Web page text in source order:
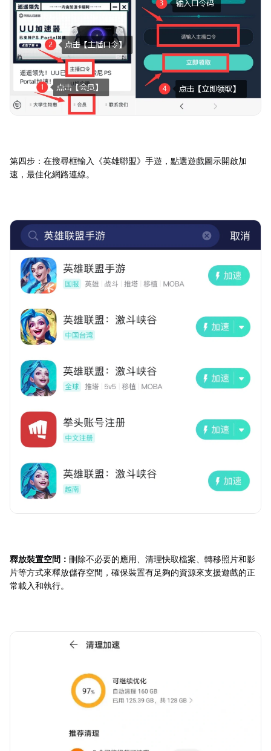
第四步：在搜尋框輸入《英雄聯盟》手遊，點選遊戲圖示開啟加
速，最佳化網路連線。
釋放裝置空間： 刪除不必要的應用、清理快取檔案、轉移照片和影
片等方式來釋放儲存空間，確保裝置有足夠的資源來支援遊戲的正
常載入和執行。